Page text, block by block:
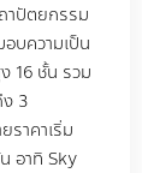
าปัตยกรรม
บความเป็น
16 ชั้น รวม
3
ราคาเริ่ม
อาทิ Sky